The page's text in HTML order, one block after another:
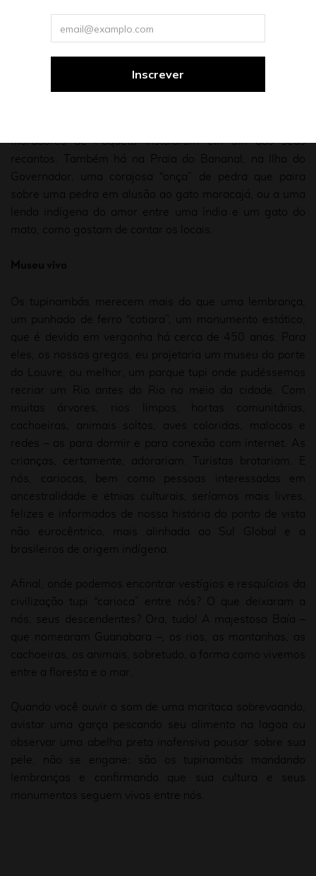
Tímidas lembranças
Tímida lembrança dos tupinambás na cidade fica
moradores de Paquetá instalaram em um dos seus
recantos. Também há na Praia do Bananal, na Ilha do
Governador, uma corajosa “onça” de pedra que paira
sobre uma pedra em alusão ao gato maracajá, ou a uma
lenda indígena do amor entre uma índia e um gato do
mato, como gostam de contar os locais.
Os tupinambás merecem mais do que uma lembrança,
um punhado de ferro “cotiara”, um monumento estático,
que é devido em vergonha há cerca de 450 anos. Para
eles, os nossos gregos, eu projetaria um museu do porte
do Louvre, ou melhor, um parque tupi onde pudéssemos
recriar um Rio antes do Rio no meio da cidade. Com
muitas árvores, rios limpos, hortas comunitárias,
cachoeiras, animais soltos, aves coloridas, malocas e
redes – as para dormir e para conexão com internet. As
crianças, certamente, adorariam. Turistas brotariam. E
nós, cariocas, bem como pessoas interessadas em
ancestralidade e etnias culturais, seríamos mais livres,
felizes e informados de nossa história do ponto de vista
não eurocêntrico, mais alinhada ao Sul Global e a
brasileiros de origem indígena.
Afinal, onde podemos encontrar vestígios e resquícios da
civilização tupi “carioca” entre nós? O que deixaram a
nós, seus descendentes? Ora, tudo! A majestosa Baía –
que nomearam Guanabara –, os rios, as montanhas, as
cachoeiras, os animais, sobretudo, a forma como vivemos
entre a floresta e o mar.
Quando você ouvir o som de uma maritaca sobrevoando,
avistar uma garça pescando seu alimento na lagoa ou
observar uma abelha preta inofensiva pousar sobre sua
pele, não se engane: são os tupinambás mandando
lembranças e confirmando que sua cultura e seus
monumentos seguem vivos entre nós.